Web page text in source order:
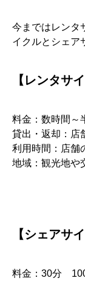
今まではレンタ
イクルとシェア
【レンタサ
料金：数時間
貸出・返却：店
利用時間：店舗
地域：観光地や
【シェアサ
料金：30分